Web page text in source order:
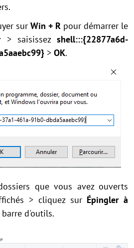
sur Win + R pour démarrer le
> saisissez shell:::{22877a6d-
> OK.
que vous avez ouverts
> cliquez sur Épingler à
d'outils.